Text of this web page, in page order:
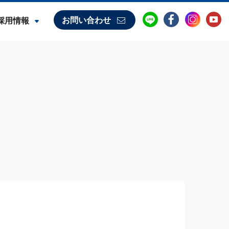
用情報 お問い合わせ